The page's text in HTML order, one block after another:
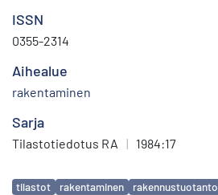
ISSN
0355-2314
Aihealue
rakentaminen
Sarja
Tilastotiedotus RA | 1984:17
Avainsanat
tilastot rakentaminen rakennustuotanto